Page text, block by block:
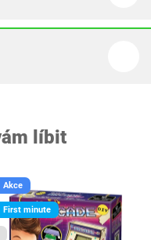
líbit
Akce
First minute